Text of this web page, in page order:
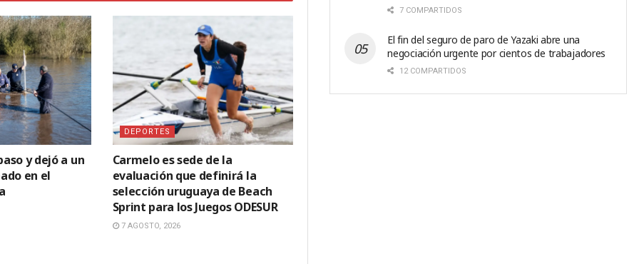
y dejó a un
en el
DEPORTES
Carmelo es sede de la
evaluación que definirá la
selección uruguaya de Beach
Sprint para los Juegos ODESUR
7 AGOSTO, 2026
7 COMPARTIDOS
El fin del seguro de paro de Yazaki abre una
negociación urgente por cientos de trabajadores
12 COMPARTIDOS